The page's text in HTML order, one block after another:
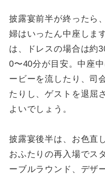
披露宴前半が終ったら
婦はいったん中座しま
は、ドレスの場合は約
0〜40分が目安。中座
ービーを流したり、司
たりし、ゲストを退屈
よいでしょう。
披露宴後半は、お色直
おふたりの再入場でス
ーブルラウンド、デザ